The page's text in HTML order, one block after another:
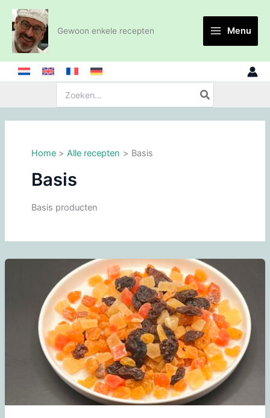
naar
inhoud
Gewoon enkele recepten Menu
Home Alle recepten Basis
Basis
Basis producten